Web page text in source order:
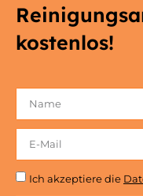
kostenlos!
Ich akzeptiere die